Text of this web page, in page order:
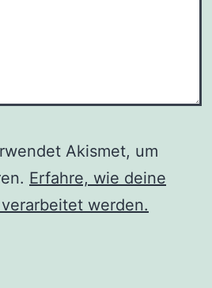
Akismet, um
Erfahre, wie deine
werden.